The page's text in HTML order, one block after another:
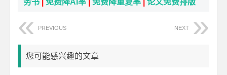
务书 |免费降AI率 |免费降重复率 |论文免费排版
PREVIOUS NEXT
您可能感兴趣的文章